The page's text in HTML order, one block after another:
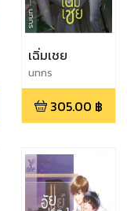
เฉิ่มเชย
นทกร
305.00 ฿